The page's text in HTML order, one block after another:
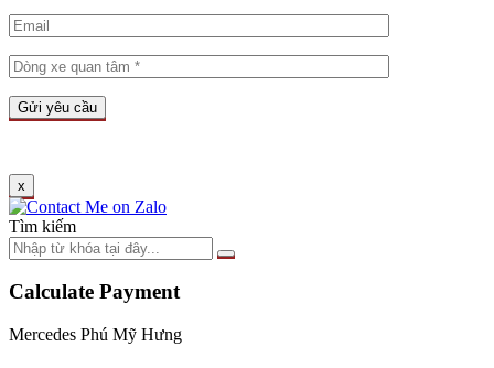
x
Tìm kiếm
Calculate Payment
Mercedes Phú Mỹ Hưng